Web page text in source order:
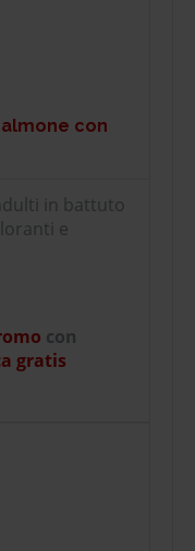
con
in battuto
e
con
gratis